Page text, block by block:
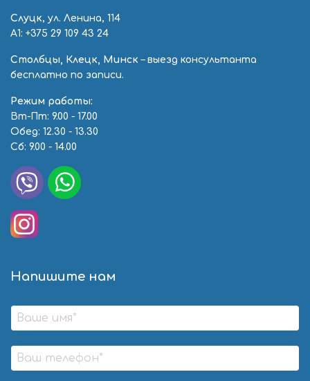
Слуцк, ул. Ленина, 114
А1: +375 29 109 43 24
Столбцы, Клецк, Минск – выезд консультанта
бесплатно по записи.
Режим работы:
Вт-Пт: 9.00 - 17.00
Обед: 12.30 - 13.30
Сб: 9.00 - 14.00
Напишите нам